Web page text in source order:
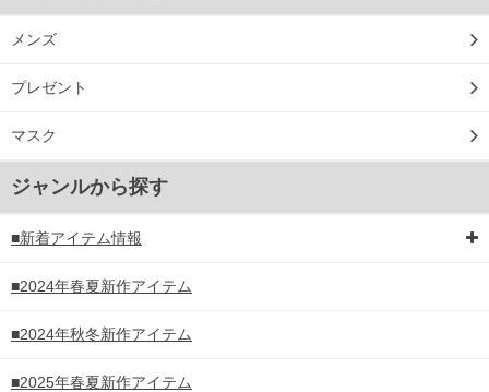
メンズ
プレゼント
マスク
ジャンルから探す
■新着アイテム情報
■2024年春夏新作アイテム
■2024年秋冬新作アイテム
■2025年春夏新作アイテム